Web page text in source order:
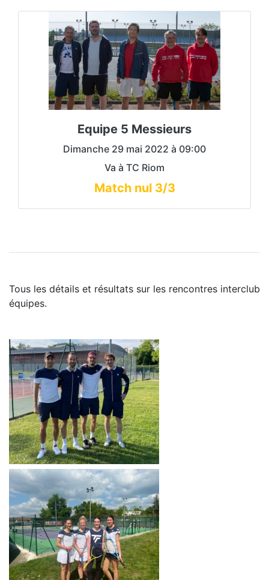
Equipe 5 Messieurs
Dimanche 29 mai 2022 à 09:00
Va à TC Riom
Match nul 3/3
Capitaine
Arnaud DIONISI
Division 2 / D
01 mai :
Victoire 6/0
08 mai :
Victoire 5/1
22 mai :
Victoire 6/0
Lien tenup
Tous les détails et résultats sur les rencontres interclub
équipes.